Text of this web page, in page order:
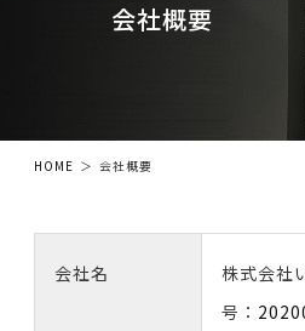
会社概要
HOME 会社概要
会社名
株式会社
号：